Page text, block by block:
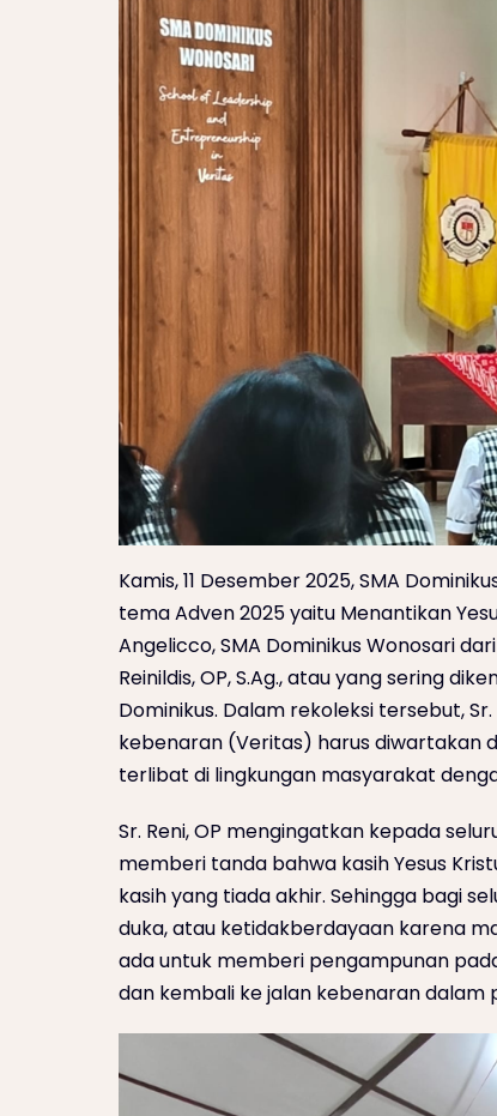
Kamis, 11 Desember 2025, SMA
tema Adven 2025 yaitu Menantikan
Angelicco, SMA Dominikus Wonosari
Reinildis, OP, S.Ag., atau yang sering
Dominikus. Dalam rekoleksi tersebut,
kebenaran (Veritas) harus diwartakan
terlibat di lingkungan masyarakat
Sr. Reni, OP mengingatkan kepada
memberi tanda bahwa kasih Yesus
kasih yang tiada akhir. Sehingga bagi
duka, atau ketidakberdayaan karena
ada untuk memberi pengampunan
dan kembali ke jalan kebenaran dalam